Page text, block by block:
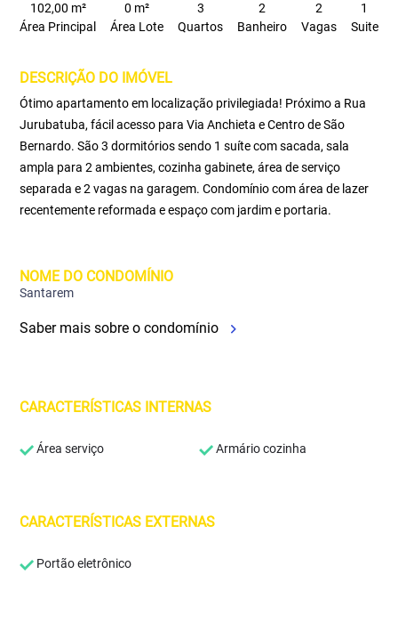
102,00 m²
Área Principal
0 m²
Área Lote
3
Quartos
2
Banheiro
2
Vagas
1
Suite
DESCRIÇÃO DO IMÓVEL
Ótimo apartamento em localização privilegiada! Próximo a Rua
Jurubatuba, fácil acesso para Via Anchieta e Centro de São
Bernardo. São 3 dormitórios sendo 1 suíte com sacada, sala
ampla para 2 ambientes, cozinha gabinete, área de serviço
separada e 2 vagas na garagem. Condomínio com área de lazer
recentemente reformada e espaço com jardim e portaria.
NOME DO CONDOMÍNIO
Santarem
Saber mais sobre o condomínio
CARACTERÍSTICAS INTERNAS
Área serviço Armário cozinha
CARACTERÍSTICAS EXTERNAS
Portão eletrônico